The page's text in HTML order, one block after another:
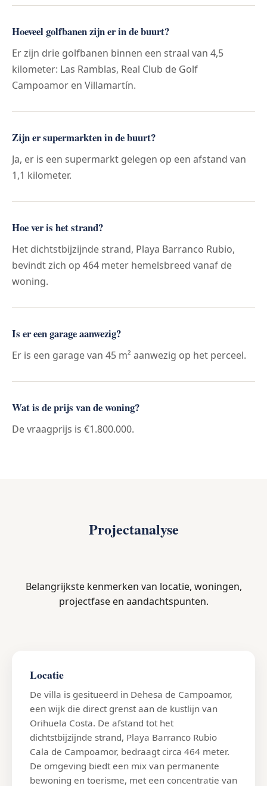
Hoeveel golfbanen zijn er in de buurt?
Er zijn drie golfbanen binnen een straal van 4,5
kilometer: Las Ramblas, Real Club de Golf
Campoamor en Villamartín.
Zijn er supermarkten in de buurt?
Ja, er is een supermarkt gelegen op een afstand van
1,1 kilometer.
Hoe ver is het strand?
Het dichtstbijzijnde strand, Playa Barranco Rubio,
bevindt zich op 464 meter hemelsbreed vanaf de
woning.
Is er een garage aanwezig?
Er is een garage van 45 m² aanwezig op het perceel.
Wat is de prijs van de woning?
De vraagprijs is €1.800.000.
Projectanalyse
Belangrijkste kenmerken van locatie, woningen,
projectfase en aandachtspunten.
Locatie
De villa is gesitueerd in Dehesa de Campoamor,
een wijk die direct grenst aan de kustlijn van
Orihuela Costa. De afstand tot het
dichtstbijzijnde strand, Playa Barranco Rubio
Cala de Campoamor, bedraagt circa 464 meter.
De omgeving biedt een mix van permanente
bewoning en toerisme, met een concentratie van